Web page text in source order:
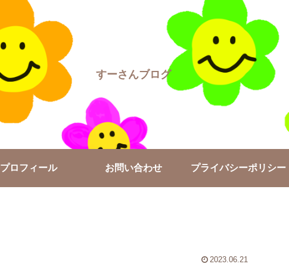
すーさんブログ
プロフィール お問い合わせ プライバシーポリシー
2023.06.21